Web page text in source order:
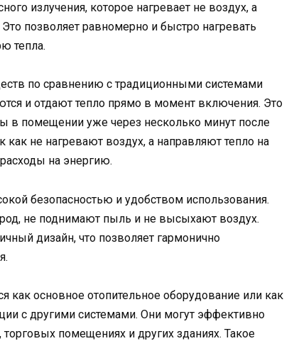
излучения, которое нагревает не воздух, а
позволяет равномерно и быстро нагревать
тепла.
по сравнению с традиционными системами
и отдают тепло прямо в момент включения. Это
в помещении уже через несколько минут после
не нагревают воздух, а направляют тепло на
на энергию.
безопасностью и удобством использования.
не поднимают пыль и не высыхают воздух.
дизайн, что позволяет гармонично
как основное отопительное оборудование или как
с другими системами. Они могут эффективно
помещениях и других зданиях. Такое